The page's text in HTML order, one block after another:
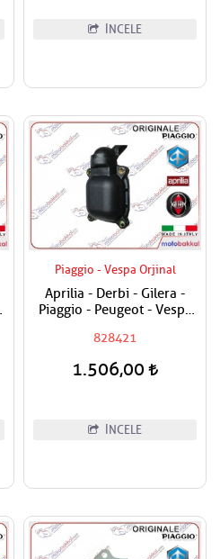
İNCELE
Piaggio - Vespa Orjinal
Aprilia - Derbi - Gilera -
Piaggio - Peugeot - Vespa
Kapak Havalandırma Kapağı
828421
1.506,00
İNCELE